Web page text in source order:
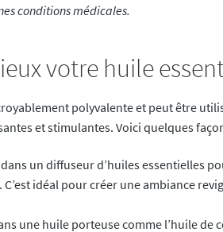
conditions médicales.
votre huile
polyvalente et peut être
et stimulantes. Voici quelques
un diffuseur d’huiles essentielles
idéal pour créer une ambiance
une huile porteuse comme l’huile de